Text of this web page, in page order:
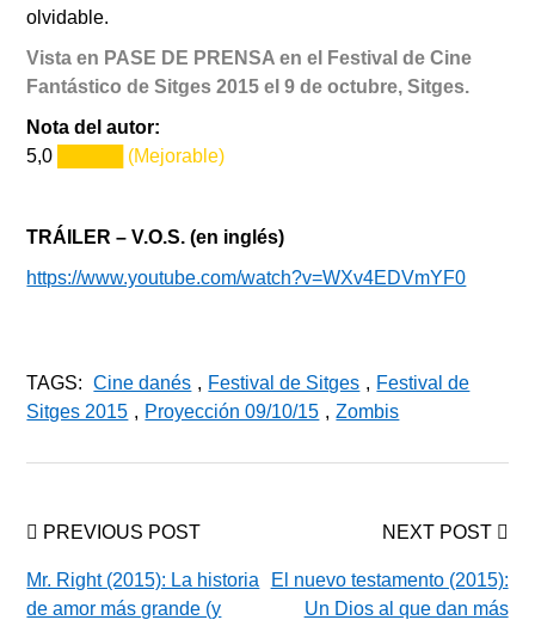
olvidable.
Vista en PASE DE PRENSA en el Festival de Cine
Fantástico de Sitges 2015 el 9 de octubre, Sitges.
Nota del autor:
5,0
█████ (Mejorable)
TRÁILER – V.O.S. (en inglés)
https://www.youtube.com/watch?v=WXv4EDVmYF0
TAGS: Cine danés , Festival de Sitges , Festival de
Sitges 2015 , Proyección 09/10/15 , Zombis
PREVIOUS POST
Mr. Right (2015): La historia
de amor más grande (y
NEXT POST
El nuevo testamento (2015):
Un Dios al que dan más